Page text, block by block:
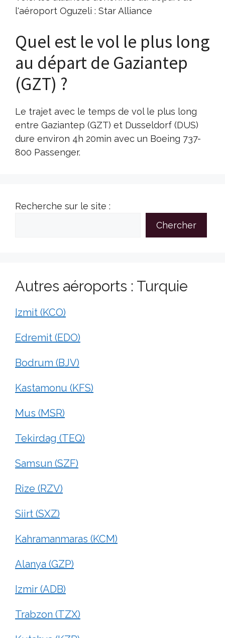
l'aéroport Oguzeli : Star Alliance
Quel est le vol le plus long
au départ de Gaziantep
(GZT) ?
Le trajet avec le temps de vol le plus long
entre Gaziantep (GZT) et Dusseldorf (DUS)
dure environ 4h 20min avec un Boeing 737-
800 Passenger.
Recherche sur le site :
Chercher
Autres aéroports : Turquie
Izmit (KCO)
Edremit (EDO)
Bodrum (BJV)
Kastamonu (KFS)
Mus (MSR)
Tekirdag (TEQ)
Samsun (SZF)
Rize (RZV)
Siirt (SXZ)
Kahramanmaras (KCM)
Alanya (GZP)
Izmir (ADB)
Trabzon (TZX)